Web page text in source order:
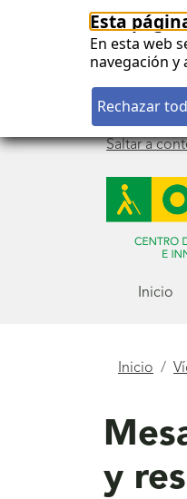
Esta
En esta web
navegación
Saltar a
Inicio
Está
Inicio
y